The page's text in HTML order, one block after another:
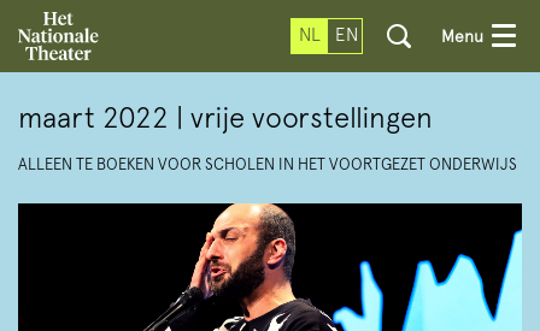
NL EN Menu
maart 2022 | vrije voorstellingen
ALLEEN TE BOEKEN VOOR SCHOLEN IN HET VOORTGEZET ONDERWIJS